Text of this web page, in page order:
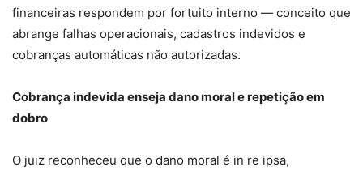
financeiras respondem por fortuito interno — conceito que
abrange falhas operacionais, cadastros indevidos e
cobranças automáticas não autorizadas.
Cobrança indevida enseja dano moral e repetição em
dobro
O juiz reconheceu que o dano moral é in re ipsa,